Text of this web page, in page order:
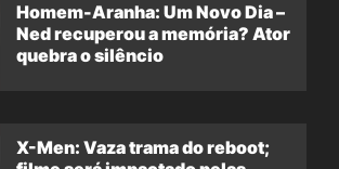
Homem-Aranha: Um Novo Dia –
Ned recuperou a memória? Ator
quebra o silêncio
X-Men: Vaza trama do reboot;